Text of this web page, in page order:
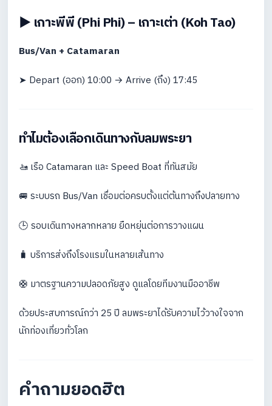
▶️ เกาะพีพี (Phi Phi) – เกาะเต่า (Koh Tao)
Bus/Van + Catamaran
➤ Depart (ออก) 10:00 → Arrive (ถึง) 17:45
ทำไมต้องเลือกเดินทางกับลมพระยา
🚤 เรือ Catamaran และ Speed Boat ที่ทันสมัย
🚐 ระบบรถ Bus/Van เชื่อมต่อครบตั้งแต่ต้นทางถึงปลายทาง
🕒 รอบเดินทางหลากหลาย ยืดหยุ่นต่อการวางแผน
🧳 บริการส่งถึงโรงแรมในหลายเส้นทาง
🛟 มาตรฐานความปลอดภัยสูง ดูแลโดยทีมงานมืออาชีพ
ด้วยประสบการณ์กว่า 25 ปี ลมพระยาได้รับความไว้วางใจจาก
นักท่องเที่ยวทั่วโลก
คำถามยอดฮิต